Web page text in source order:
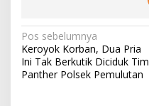
N
a
v
Pos sebelumnya
Keroyok Korban, Dua Pria
Ini Tak Berkutik Diciduk Tim
Panther Polsek Pemulutan